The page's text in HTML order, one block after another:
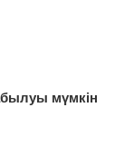
мүмкін